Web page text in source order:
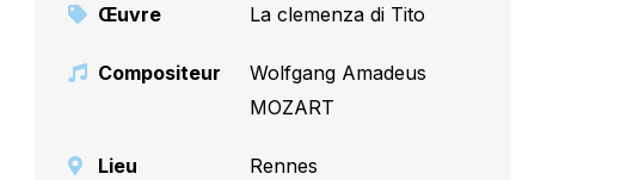
Œuvre La clemenza di Tito
Compositeur
Wolfgang Amadeus
MOZART
Lieu Rennes